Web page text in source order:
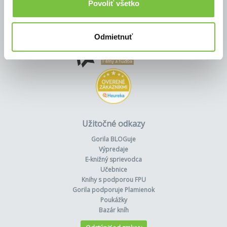
Povoliť všetko
Odmietnuť
Užitočné odkazy
Gorila BLOGuje
Výpredaje
E-knižný sprievodca
Učebnice
Knihy s podporou FPU
Gorila podporuje Plamienok
Poukážky
Bazár kníh